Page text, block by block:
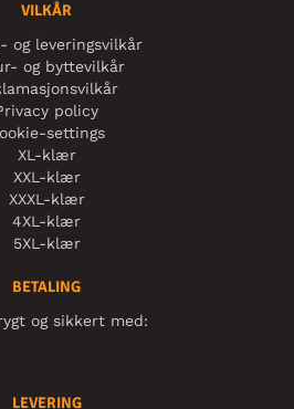
VILKÅR
og leveringsvilkår
og byttevilkår
policy
settings
XL-klær
XXL-klær
XXXL-klær
4XL-klær
5XL-klær
BETALING
og sikkert med:
LEVERING